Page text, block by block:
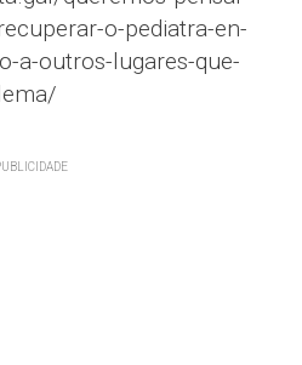
o-pediatra-en-
a-outros-lugares-que-